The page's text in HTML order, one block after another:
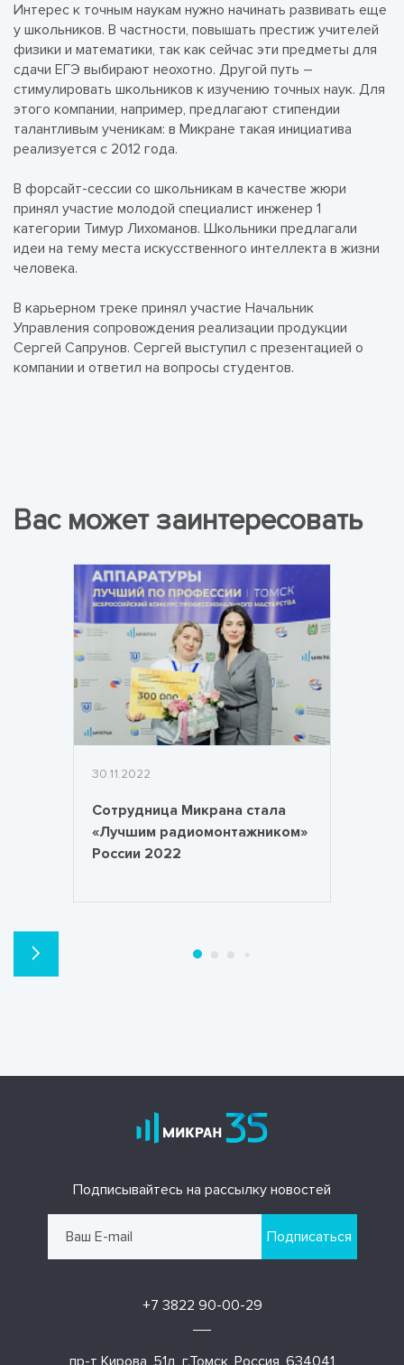
Интерес к точным наукам нужно начинать развивать еще
у школьников. В частности, повышать престиж учителей
физики и математики, так как сейчас эти предметы для
сдачи ЕГЭ выбирают неохотно. Другой путь –
стимулировать школьников к изучению точных наук. Для
этого компании, например, предлагают стипендии
талантливым ученикам: в Микране такая инициатива
реализуется с 2012 года.
В форсайт-сессии со школьникам в качестве жюри
принял участие молодой специалист инженер 1
категории Тимур Лихоманов. Школьники предлагали
идеи на тему места искусственного интеллекта в жизни
человека.
В карьерном треке принял участие Начальник
Управления сопровождения реализации продукции
Сергей Сапрунов. Сергей выступил с презентацией о
компании и ответил на вопросы студентов.
Вас может заинтересовать
30.11.2022
Сотрудница Микрана стала
«Лучшим радиомонтажником»
России 2022
Подписывайтесь на рассылку новостей
Подписаться
+7 3822 90-00-29
пр-т Кирова, 51д, г.Томск, Россия, 634041